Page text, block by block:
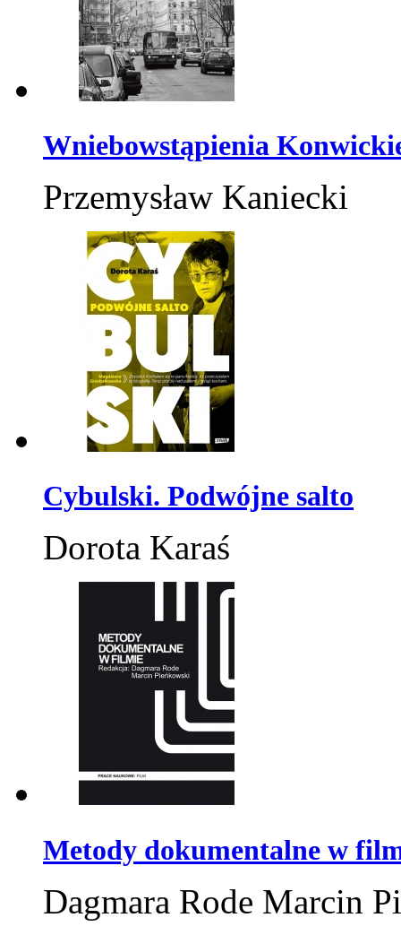
Wniebowstąpienia
Przemysław Kaniecki
Cybulski. Podwójne salto
Dorota Karaś
Metody dokumentalne w
Dagmara Rode Marcin